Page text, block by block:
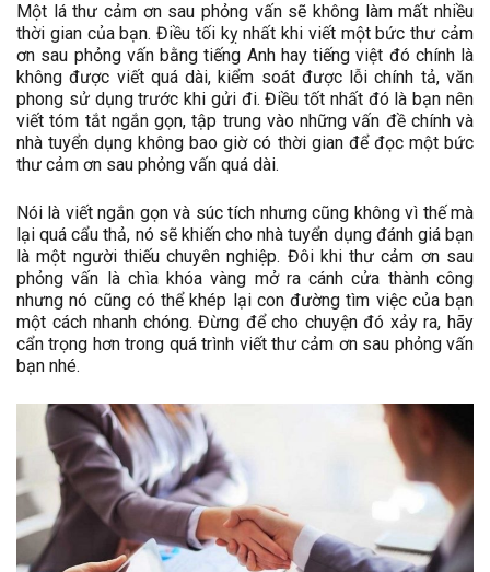
Một lá thư cảm ơn sau phỏng vấn sẽ không làm mất nhiều
thời gian của bạn. Điều tối kỵ nhất khi viết một bức thư cảm
ơn sau phỏng vấn bằng tiếng Anh hay tiếng việt đó chính là
không được viết quá dài, kiểm soát được lỗi chính tả, văn
phong sử dụng trước khi gửi đi. Điều tốt nhất đó là bạn nên
viết tóm tắt ngắn gọn, tập trung vào những vấn đề chính và
nhà tuyển dụng không bao giờ có thời gian để đọc một bức
thư cảm ơn sau phỏng vấn quá dài.
Nói là viết ngắn gọn và súc tích nhưng cũng không vì thế mà
lại quá cẩu thả, nó sẽ khiến cho nhà tuyển dụng đánh giá bạn
là một người thiếu chuyên nghiệp. Đôi khi thư cảm ơn sau
phỏng vấn là chìa khóa vàng mở ra cánh cửa thành công
nhưng nó cũng có thể khép lại con đường tìm việc của bạn
một cách nhanh chóng. Đừng để cho chuyện đó xảy ra, hãy
cẩn trọng hơn trong quá trình viết thư cảm ơn sau phỏng vấn
bạn nhé.